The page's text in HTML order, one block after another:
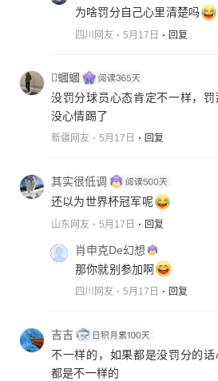
为啥罚分自己心里清楚吗
四川网友 5月17日 回复
蟈蟈
没罚分球员心态肯定不一样，
没心情踢了
新疆网友 5月17日 回复
其实很低调
还以为世界杯冠军呢
山东网友 5月17日 回复
肖申克De幻想
那你就别参加啊
四川网友 5月17日 回复
吉吉
不一样的，如果都是没罚分的
都是不一样的